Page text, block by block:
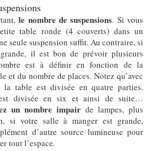
le nombre de suspensions. Si vous
table ronde (4 couverts) dans un
seule suspension suffit. Au contraire, si
il est bon de prévoir plusieurs
est à définir en fonction de la
et du nombre de places. Notez qu’avec
la table est divisée en quatre parties.
divisée en six et ainsi de suite…
un nombre impair de lampes, plus
si votre salle à manger est grande,
d’autre source lumineuse pour
tout l’espace.